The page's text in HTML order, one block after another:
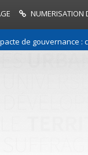
NUMERISATION
gouvernance :